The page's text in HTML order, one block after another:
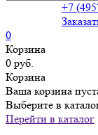
+7
0
Корзина
0 руб.
Корзина
Ваша корзина
Выберите в
Перейти в каталог